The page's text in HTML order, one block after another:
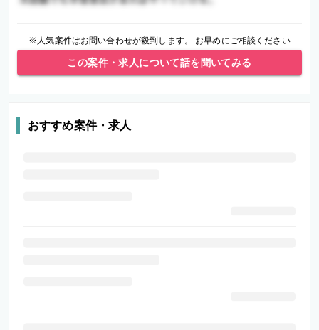
※人気案件はお問い合わせが殺到します。 お早めにご相談ください
この案件・求人について話を聞いてみる
おすすめ案件・求人